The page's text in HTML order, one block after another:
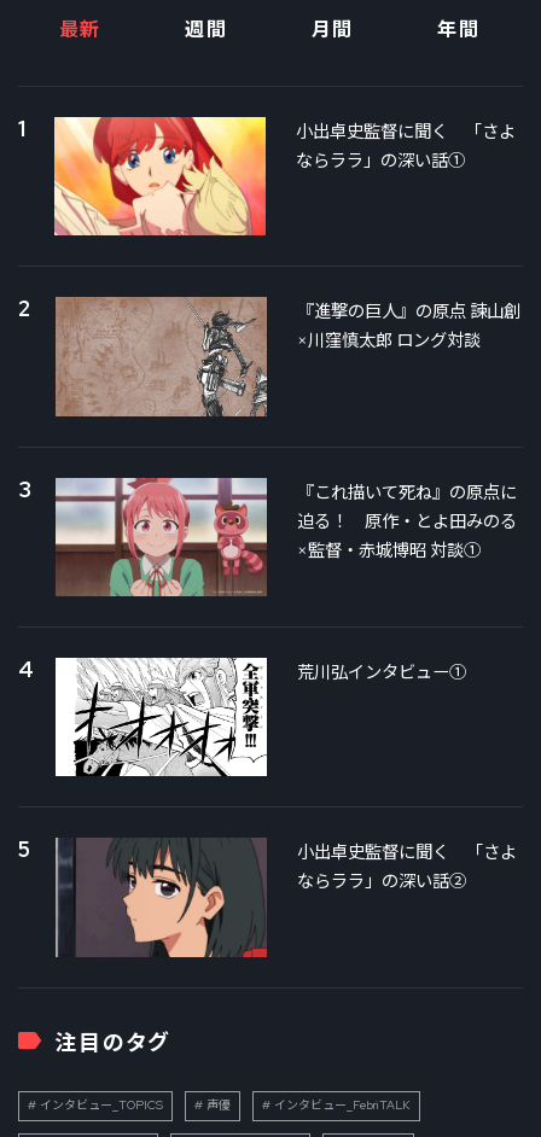
最新 週間 月間 年間
1
小出卓史監督に聞く 「さよ
ならララ」の深い話①
2
『進撃の巨人』の原点 諫山創
×川窪慎太郎 ロング対談
3
『これ描いて死ね』の原点に
迫る！ 原作・とよ田みのる
×監督・赤城博昭 対談①
4 荒川弘インタビュー①
5
小出卓史監督に聞く 「さよ
ならララ」の深い話②
注目のタグ
インタビュー_TOPICS 声優 インタビュー_FebriTALK